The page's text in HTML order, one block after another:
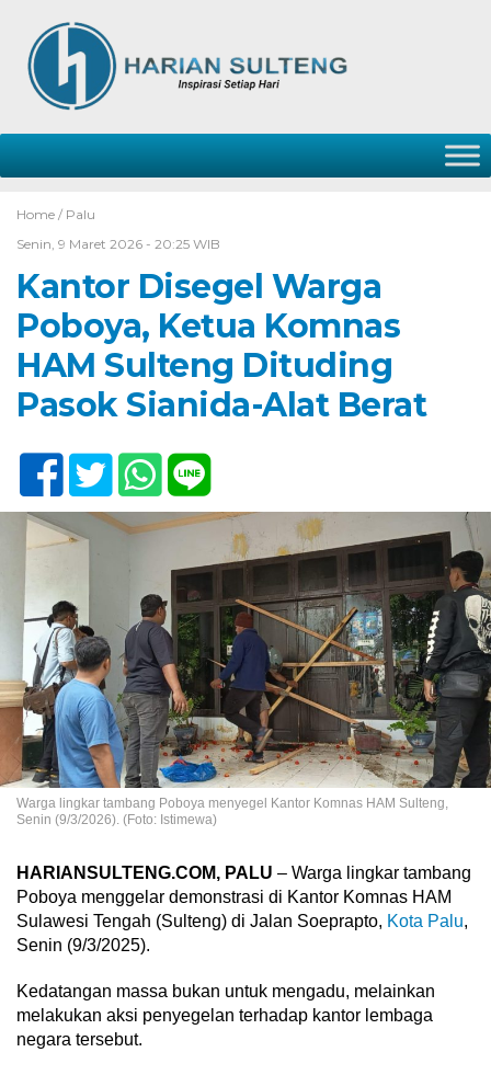
Home / Palu
Senin, 9 Maret 2026 - 20:25 WIB
Kantor Disegel Warga
Poboya, Ketua Komnas
HAM Sulteng Dituding
Pasok Sianida-Alat Berat
Warga lingkar tambang Poboya menyegel Kantor Komnas HAM Sulteng,
Senin (9/3/2026). (Foto: Istimewa)
HARIANSULTENG.COM, PALU – Warga lingkar tambang
Poboya menggelar demonstrasi di Kantor Komnas HAM
Sulawesi Tengah (Sulteng) di Jalan Soeprapto, Kota Palu,
Senin (9/3/2025).
Kedatangan massa bukan untuk mengadu, melainkan
melakukan aksi penyegelan terhadap kantor lembaga
negara tersebut.